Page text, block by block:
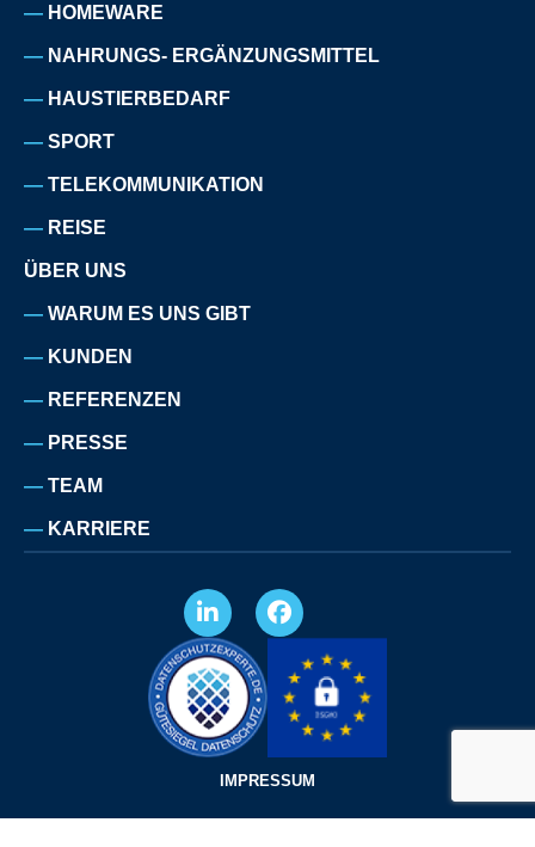
HOMEWARE
NAHRUNGS- ERGÄNZUNGSMITTEL
HAUSTIERBEDARF
SPORT
TELEKOMMUNIKATION
REISE
ÜBER UNS
WARUM ES UNS GIBT
KUNDEN
REFERENZEN
PRESSE
TEAM
KARRIERE
IMPRESSUM